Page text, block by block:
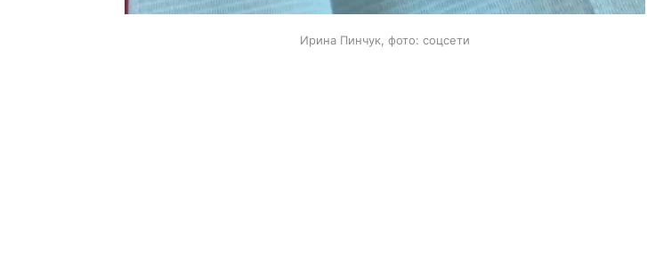
Ирина Пинчук, фото: соцсети